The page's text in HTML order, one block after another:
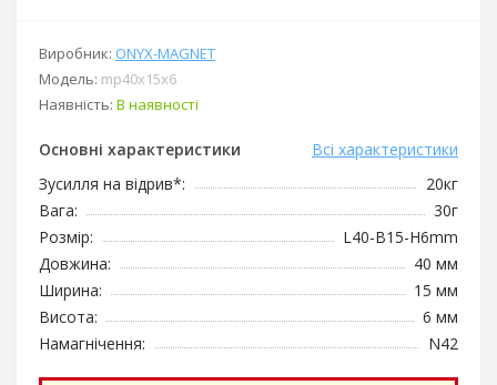
Виробник: ОNYX-MAGNET
Модель: mp40х15х6
Наявність: В наявності
Основні характеристики
Всі характеристики
Зусилля на відрив*:
20кг
Вага:
30г
Розмір:
L40-B15-H6mm
Довжина:
40 мм
Ширина:
15 мм
Висота:
6 мм
Намагнічення:
N42